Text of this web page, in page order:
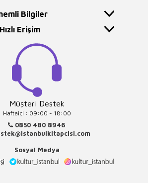
Bilgiler
Hızlı Erişim
Müşteri Destek
Haftaiçi : 09:00 - 18:00
0850 480 8946
Sosyal Medya